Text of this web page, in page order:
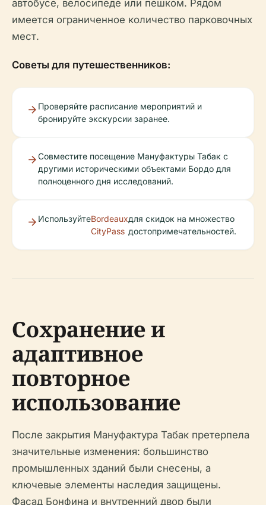
автобусе, велосипеде или пешком. Рядом
имеется ограниченное количество парковочных
мест.
Советы для путешественников:
Проверяйте расписание мероприятий и
бронируйте экскурсии заранее.
Совместите посещение Мануфактуры Табак с
другими историческими объектами Бордо для
полноценного дня исследований.
ИспользуйтеBordeaux
CityPass
для скидок на множество
достопримечательностей.
Сохранение и
адаптивное
повторное
использование
После закрытия Мануфактура Табак претерпела
значительные изменения: большинство
промышленных зданий были снесены, а
ключевые элементы наследия защищены.
Фасад Бонфина и внутренний двор были